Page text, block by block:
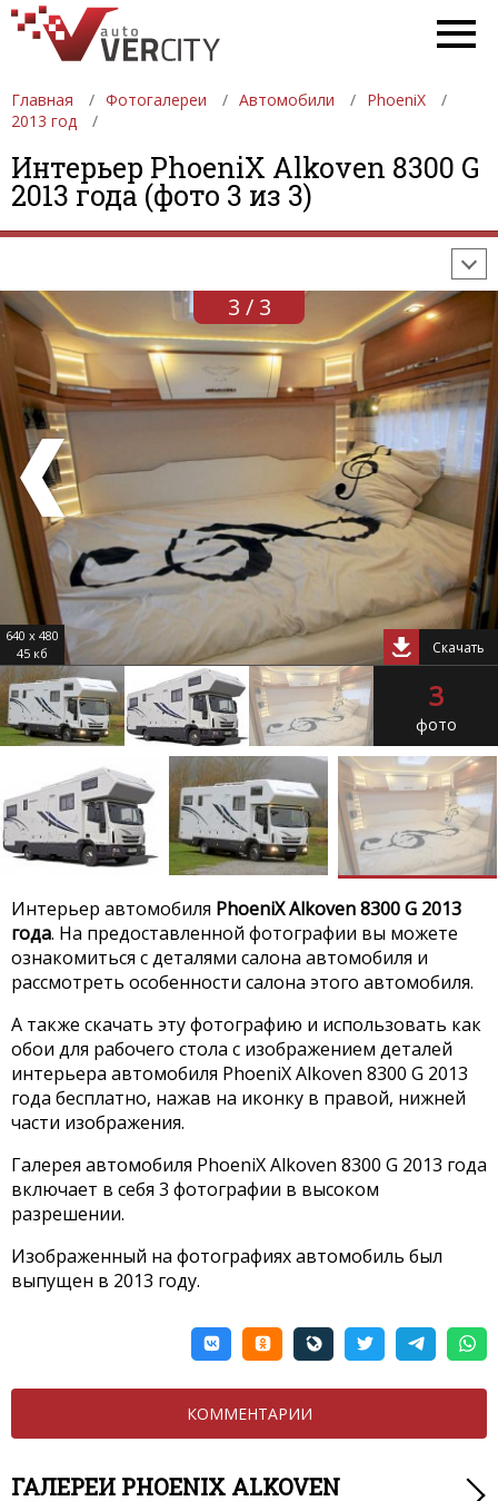
Главная Фотогалереи Автомобили
PhoeniX
2013 год
Интерьер PhoeniX Alkoven 8300 G
2013 года (фото 3 из 3)
ФОТОГАЛЕРЕИ АВТОМОБИЛИ
ДЕВУШКИ
АВТОСАЛОНЫ
ФОРМУЛА-1
3 / 3
640 x 480
45 кб
Скачать
3
фото
Интерьер автомобиля PhoeniX Alkoven 8300 G 2013
года. На предоставленной фотографии вы можете
ознакомиться с деталями салона автомобиля и
рассмотреть особенности салона этого автомобиля.
А также скачать эту фотографию и использовать как
обои для рабочего стола с изображением деталей
интерьера автомобиля PhoeniX Alkoven 8300 G 2013
года бесплатно, нажав на иконку в правой, нижней
части изображения.
Галерея автомобиля PhoeniX Alkoven 8300 G 2013 года
включает в себя 3 фотографии в высоком
разрешении.
Изображенный на фотографиях автомобиль был
выпущен в 2013 году.
КОММЕНТАРИИ
ГАЛЕРЕИ PHOENIX ALKOVEN